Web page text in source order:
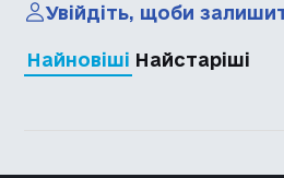
Увійдіть, щоби
Найновіші Найстаріші